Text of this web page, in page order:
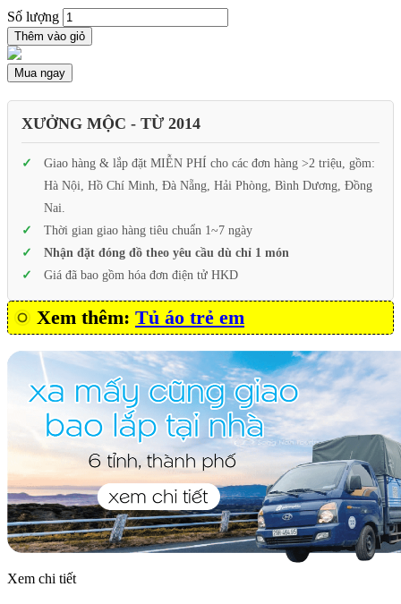
Số lượng
Thêm vào giỏ
Mua ngay
XƯỞNG MỘC - TỪ 2014
Giao hàng & lắp đặt MIỄN PHÍ cho các đơn hàng >2 triệu, gồm:
Hà Nội, Hồ Chí Minh, Đà Nẵng, Hải Phòng, Bình Dương, Đồng
Nai.
Thời gian giao hàng tiêu chuẩn 1~7 ngày
Nhận đặt đóng đồ theo yêu cầu dù chỉ 1 món
Giá đã bao gồm hóa đơn điện tử HKD
Xem thêm: Tủ áo trẻ em
Xem chi tiết